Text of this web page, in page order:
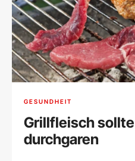
GESUNDHEIT
Grillfleisch
durchgaren